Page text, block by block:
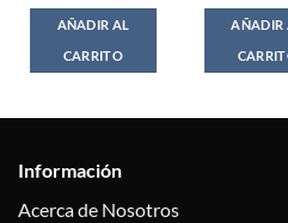
AÑADIR AL
CARRITO
AÑADIR
Información
Acerca de Nosotros